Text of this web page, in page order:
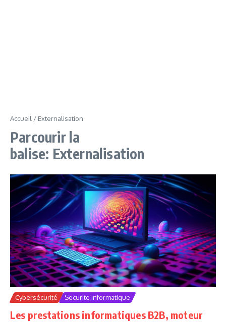
Accueil / Externalisation
Parcourir la
balise: Externalisation
Cybersécurité Securite informatique
Les prestations informatiques B2B, moteur